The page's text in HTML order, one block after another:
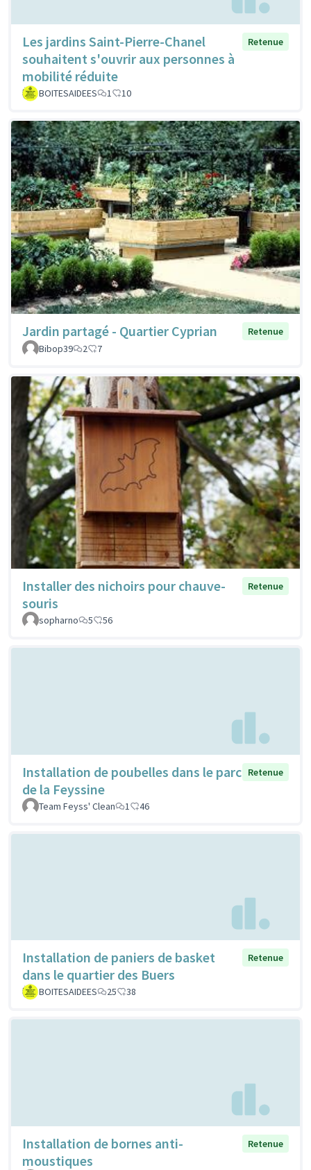
Les jardins Saint-Pierre-Chanel
souhaitent s'ouvrir aux personnes à
mobilité réduite
Retenue
BOITESAIDEES 1 10
Jardin partagé - Quartier Cyprian
Retenue
Bibop39
2 7
Installer des nichoirs pour chauve-
souris
Retenue
sopharno 5 56
Installation de poubelles dans le parc
de la Feyssine
Retenue
Team Feyss' Clean 1 46
Installation de paniers de basket
dans le quartier des Buers
Retenue
BOITESAIDEES 25 38
Installation de bornes anti-
moustiques
Retenue